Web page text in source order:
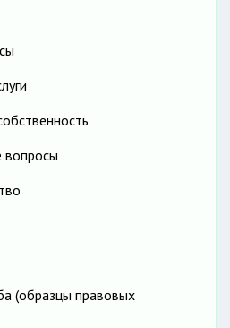
вопросы
(образцы правовых